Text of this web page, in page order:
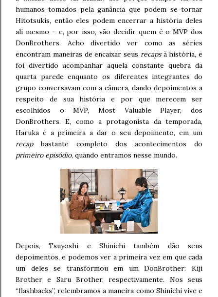
humanos tomados pela ganância que podem se tornar
Hitotsukis, então eles podem encerrar a história deles
ali mesmo – e, por isso, vão decidir quem é o MVP dos
DonBrothers. Acho divertido ver como as séries
encontram maneiras de encaixar seus recapsà história, e
foi divertido acompanhar aquela constante quebra da
quarta parede enquanto os diferentes integrantes do
grupo conversavam com a câmera, dando depoimentos a
respeito de sua história e por que merecem ser
escolhidos o MVP, Most Valuable Player, dos
DonBrothers. E, como a protagonista da temporada,
Haruka é a primeira a dar o seu depoimento, em um
recapbastante completo dos acontecimentos do
primeiro episódio, quando entramos nesse mundo.
Depois, Tsuyoshi e Shinichi também dão seus
depoimentos, e podemos ver a primeira vez em que cada
um deles se transformou em um DonBrother: Kiji
Brother e Saru Brother, respectivamente. Nos seus
“flashbacks”, relembramos a maneira como Shinichi vive e